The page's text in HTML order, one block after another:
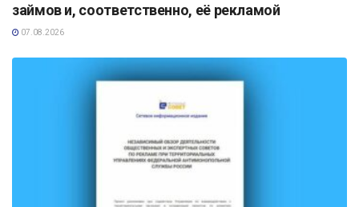
займов и, соответственно, её рекламой
07.08.2026